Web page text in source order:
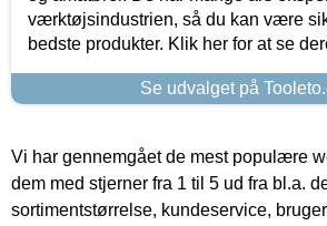
værktøjsindustrien, så du kan være
bedste produkter. Klik her for at se
Se udvalget på
Vi har gennemgået de mest populære
dem med stjerner fra 1 til 5 ud fra bl.a.
sortimentstørrelse, kundeservice,